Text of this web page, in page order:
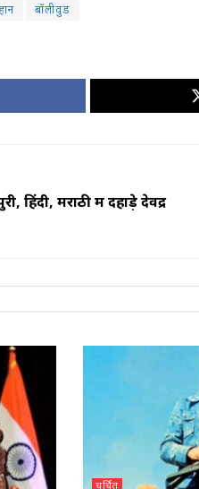
बॉलीवुड
हिंदी, मराठी में दहाड़े देवेंद्र
चर्चित